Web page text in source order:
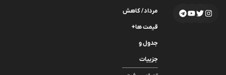
مرداد/ کاهش
قیمت ها+
جدول و
جزییات